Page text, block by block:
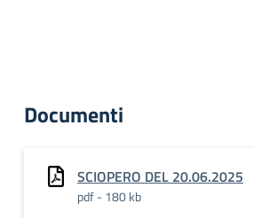
Documenti
SCIOPERO DEL 20.06.2025
pdf - 180 kb